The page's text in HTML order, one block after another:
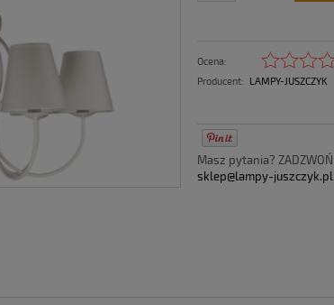
Ocena:
Producent:
LAMPY-JUSZCZYK
Masz pytania? ZADZWOŃ
sklep@lampy-juszczyk.pl